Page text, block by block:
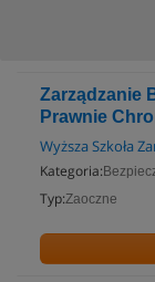
Zarządzanie
Prawnie
Wyższa Szkoła
Kategoria:
Typ:Zaoczne